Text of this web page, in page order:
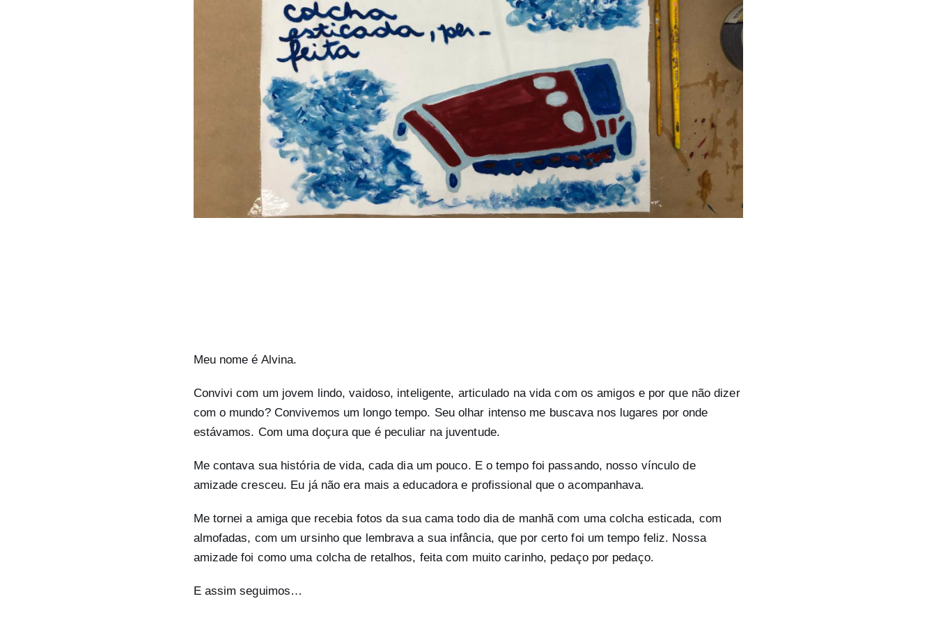
Meu nome é Alvina.
Convivi com um jovem lindo, vaidoso, inteligente, articulado na vida com os amigos e por que não dizer
com o mundo? Convivemos um longo tempo. Seu olhar intenso me buscava nos lugares por onde
estávamos. Com uma doçura que é peculiar na juventude.
Me contava sua história de vida, cada dia um pouco. E o tempo foi passando, nosso vínculo de
amizade cresceu. Eu já não era mais a educadora e profissional que o acompanhava.
Me tornei a amiga que recebia fotos da sua cama todo dia de manhã com uma colcha esticada, com
almofadas, com um ursinho que lembrava a sua infância, que por certo foi um tempo feliz. Nossa
amizade foi como uma colcha de retalhos, feita com muito carinho, pedaço por pedaço.
E assim seguimos…